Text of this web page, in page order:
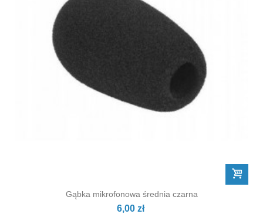
Gąbka mikrofonowa średnia czarna
6,00 zł